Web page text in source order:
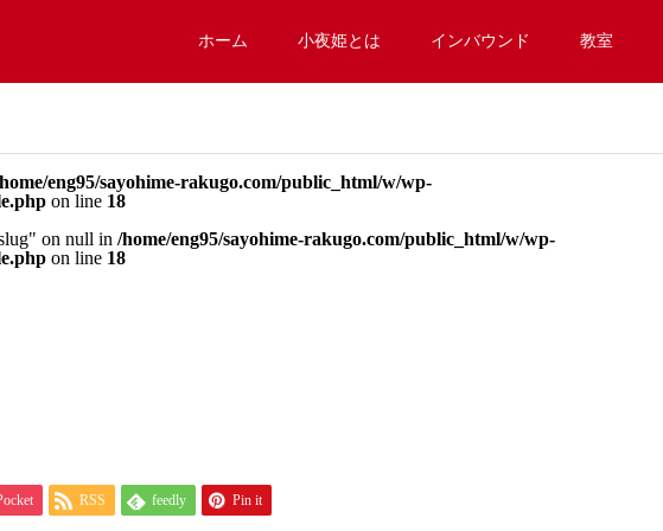
ホーム 小夜姫とは インバウンド 教室
eng95/sayohime-rakugo.com/public_html/w/wp-
on line 18
on null in /home/eng95/sayohime-rakugo.com/public_html/w/wp-
on line 18
RSS feedly Pin it